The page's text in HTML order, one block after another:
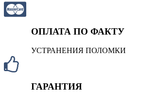
ОПЛАТА ПО ФАКТУ
УСТРАНЕНИЯ ПОЛОМКИ
ГАРАНТИЯ